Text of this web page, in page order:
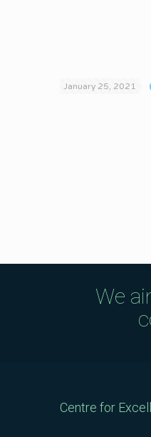
January 25, 2021
We
Centre for